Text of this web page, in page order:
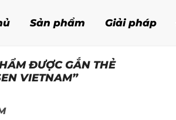
Sản phẩm Giải pháp
ĐƯỢC GẮN THẺ
VIETNAM”